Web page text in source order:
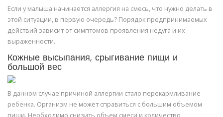
Если у малыша начинается аллергия на смесь, что нужно делать в
этой ситуации, в первую очередь? Порядок предпринимаемых
действий зависит от симптомов проявления недуга и их
выраженности.
Кожные высыпания, срыгивание пищи и
большой вес
В данном случае причиной аллергии стало перекармливание
ребенка. Организм не может справиться с большим объемом
пищи. Необходимо снизить объем смеси и количество